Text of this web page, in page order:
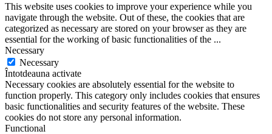
This website uses cookies to improve your experience while you
navigate through the website. Out of these, the cookies that are
categorized as necessary are stored on your browser as they are
essential for the working of basic functionalities of the ...
Necessary
Necessary
Întotdeauna activate
Necessary cookies are absolutely essential for the website to
function properly. This category only includes cookies that ensures
basic functionalities and security features of the website. These
cookies do not store any personal information.
Functional